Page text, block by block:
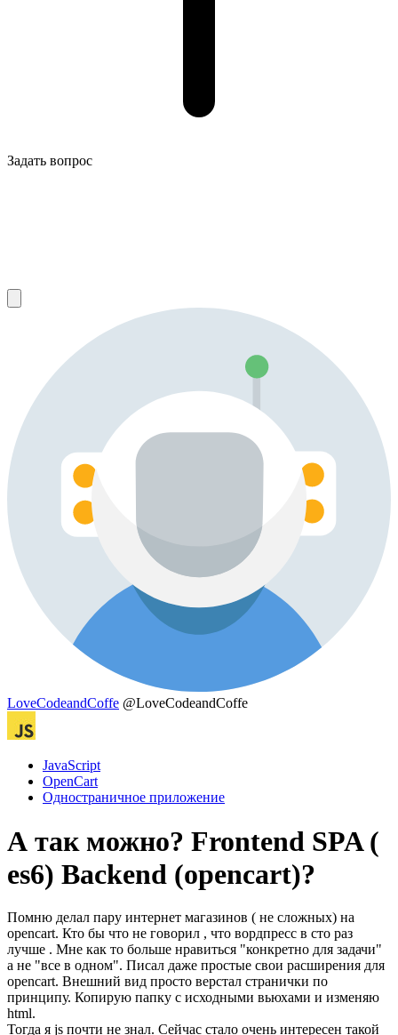
Задать вопрос
LoveCodeandCoffe @LoveCodeandCoffe
JavaScript
OpenCart
Одностраничное приложение
А так можно? Frontend SPA (
es6) Backend (opencart)?
Помню делал пару интернет магазинов ( не сложных) на
opencart. Кто бы что не говорил , что вордпресс в сто раз
лучше . Мне как то больше нравиться "конкретно для задачи"
а не "все в одном". Писал даже простые свои расширения для
opencart. Внешний вид просто верстал странички по
принципу. Копирую папку с исходными вьюхами и изменяю
html.
Тогда я js почти не знал. Сейчас стало очень интересен такой